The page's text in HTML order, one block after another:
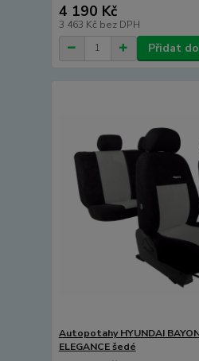
4 190 Kč
3 463 Kč bez DPH
Přidat
Autopotahy HYUNDAI
ELEGANCE šedé